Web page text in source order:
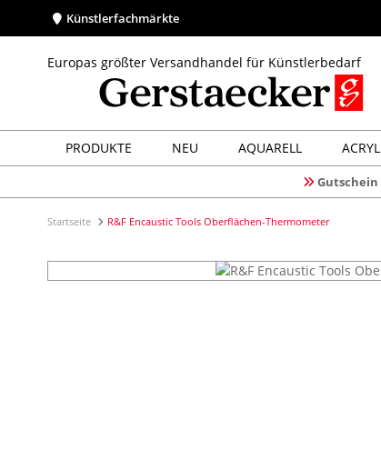
Künstlerfachmärkte
Europas größter Versandhandel für Künstlerbedarf
PRODUKTE NEU AQUARELL ACRYL
Gutschein
Startseite R&F Encaustic Tools Oberflächen-Thermometer